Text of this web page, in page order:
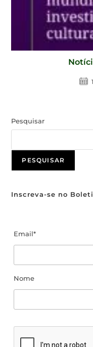
Pesquisar
PESQUISAR
Inscreva-se no
Email*
Nome